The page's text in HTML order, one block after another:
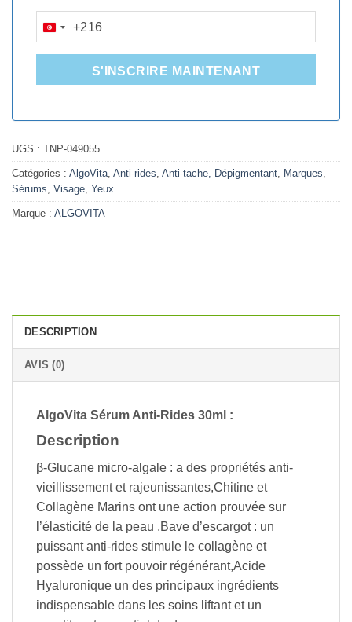
TUNISIA
+216
+216
S'INSCRIRE MAINTENANT
UGS : TNP-049055
Catégories : AlgoVita, Anti-rides, Anti-tache, Dépigmentant, Marques,
Sérums, Visage, Yeux
Marque : ALGOVITA
DESCRIPTION
AVIS (0)
AlgoVita Sérum Anti-Rides 30ml :
Description
β-Glucane micro-algale : a des propriétés anti-
vieillissement et rajeunissantes,Chitine et
Collagène Marins ont une action prouvée sur
l’élasticité de la peau ,Bave d’escargot : un
puissant anti-rides stimule le collagène et
possède un fort pouvoir régénérant,Acide
Hyaluronique un des principaux ingrédients
indispensable dans les soins liftant et un